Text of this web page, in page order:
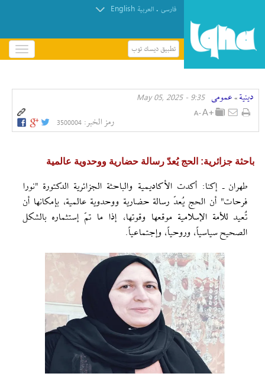
فارسی . العربیة English
تطبيق ديسك توب
باز
و
کردن
دينية » عمومی 9:35 - May 05, 2025
رمز الخبر: 3500004
باحثة جزائرية: الحج يُعدّ رسالة حضارية ووحدوية عالمية
طهران ـ إکنا: أكدت الأكاديمية والباحثة الجزائرية الدكتورة "نورا
فرحات" أن الحج يُعدّ رسالة حضارية ووحدوية عالمية، بإمكانها أن
تُعيد للأمة الإسلامية موقعها وقوتها، إذا ما تمّ إستثماره بالشكل
الصحيح سياسياً، وروحياً، وإجتماعياً.